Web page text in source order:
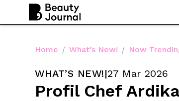
Home / What’s New! / Now
WHAT’S NEW!|27 Mar 2026
Profil Chef